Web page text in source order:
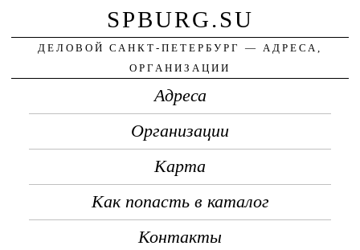
SPBURG.SU
ДЕЛОВОЙ САНКТ-ПЕТЕРБУРГ — АДРЕСА,
ОРГАНИЗАЦИИ
Адреса
Организации
Карта
Как попасть в каталог
Контакты